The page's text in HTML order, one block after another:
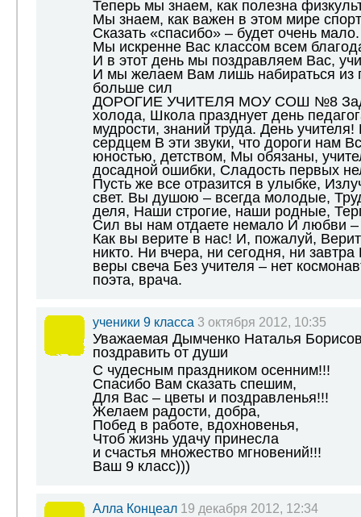
Теперь мы знаем, как полезна
Мы знаем, как важен в этом мире
Сказать «спасибо» – будет очень мало.
Мы искренне Вас классом всем
И в этот день мы поздравляем Вас,
И мы желаем Вам лишь набираться из
больше сил
ДОРОГИЕ УЧИТЕЛЯ МОУ СОШ №8
холода, Школа празднует день
мудрости, знаний труда. День
сердцем В эти звуки, что дороги нам
юностью, детством, Мы обязаны,
досадной ошибки, Сладость первых
Пусть же все отразится в улыбке,
свет. Вы душою – всегда молодые,
деля, Наши строгие, наши родные,
Сил вы нам отдаете немало И любви –
Как вы верите в нас! И, пожалуй,
никто. Ни вчера, ни сегодня, ни завтра
веры свеча Без учителя – нет
поэта, врача.
ученики 9 класса 3 октября 2012, 10:35
Уважаемая Дымченко Наталья
поздравить от души
С чудесным праздником осенним!!!
Спасибо Вам сказать спешим,
Для Вас – цветы и поздравленья!!!
Желаем радости, добра,
Побед в работе, вдохновенья,
Чтоб жизнь удачу принесла
и счастья множество мгновений!!!
Ваш 9 класс)))
Алла Концеал 19 декабря 2012, 12:34